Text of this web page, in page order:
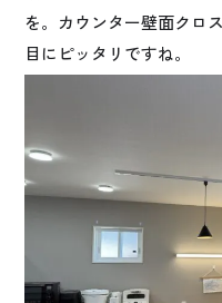
を。カウンター壁面クロ
目にピッタリですね。